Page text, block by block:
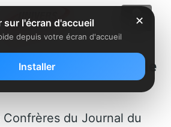
: Nom de code
Confrères du Journal du
✕
sur l'écran d'accueil
depuis votre écran d'accueil
Installer